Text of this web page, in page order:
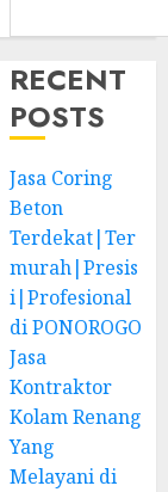
RECENT
POSTS
Jasa Coring
Beton
Terdekat|Ter
murah|Presis
i|Profesional
di PONOROGO
Jasa
Kontraktor
Kolam Renang
Yang
Melayani di